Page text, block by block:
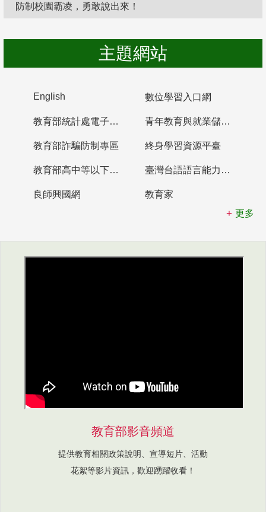
防制校園霸凌，勇敢說出來！
主題網站
English 數位學習入口網
教育部統計處電子書櫃 青年教育與就業儲蓄帳戶
教育部詐騙防制專區 終身學習資源平臺
教育部高中等以下學校及幼兒園教師資格檢定考試 臺灣台語語言能力認證網站
良師興國網
教育家
更多
教育部影音頻道
提供教育相關政策說明、宣導短片、活動
花絮等影片資訊，歡迎踴躍收看！